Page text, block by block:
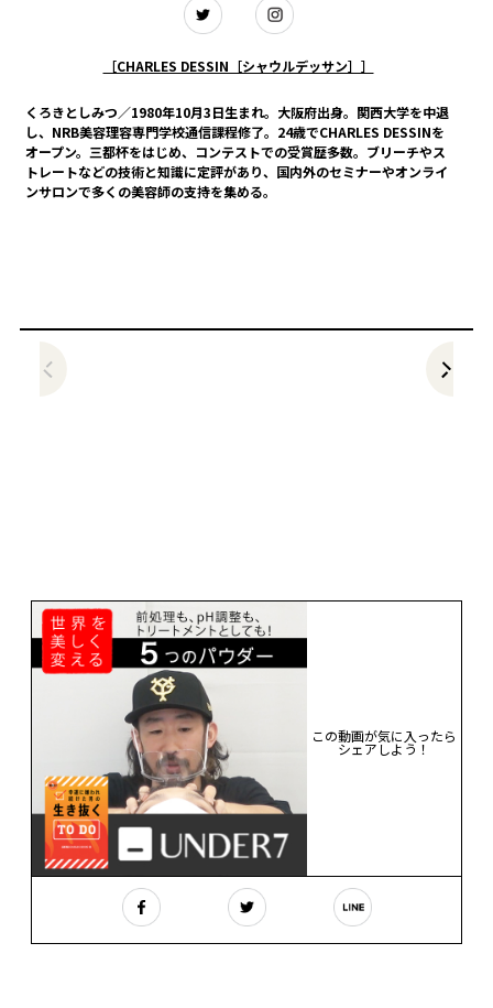
［CHARLES DESSIN［シャウルデッサン］］
くろきとしみつ／1980年10月3日生まれ。大阪府出身。関西大学を中退
し、NRB美容理容専門学校通信課程修了。24歳でCHARLES DESSINを
オープン。三都杯をはじめ、コンテストでの受賞歴多数。ブリーチやス
トレートなどの技術と知識に定評があり、国内外のセミナーやオンライ
ンサロンで多くの美容師の支持を集める。
この動画が気に入ったら
シェアしよう！